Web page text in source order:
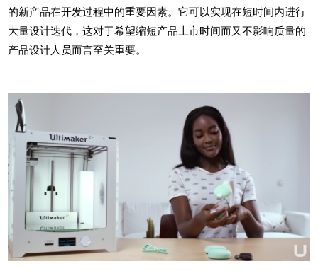
的新产品在开发过程中的重要因素。它可以实现在短时间内进行
大量设计迭代，这对于希望缩短产品上市时间而又不影响质量的
产品设计人员而言至关重要。